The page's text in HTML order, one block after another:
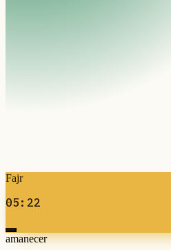
Fajr
05:22
amanecer